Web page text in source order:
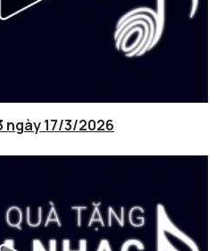
ngày 17/3/2026